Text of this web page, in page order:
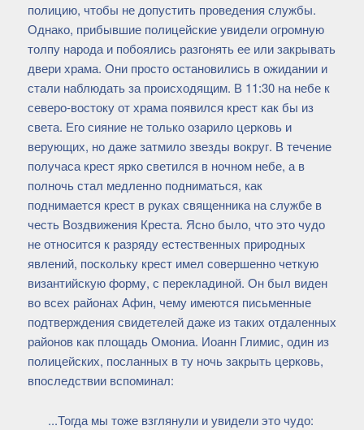
полицию, чтобы не допустить проведения службы.
Однако, прибывшие полицейские увидели огромную
толпу народа и побоялись разгонять ее или закрывать
двери храма. Они просто остановились в ожидании и
стали наблюдать за происходящим. В 11:30 на небе к
северо-востоку от храма появился крест как бы из
света. Его сияние не только озарило церковь и
верующих, но даже затмило звезды вокруг. В течение
получаса крест ярко светился в ночном небе, а в
полночь стал медленно подниматься, как
поднимается крест в руках священника на службе в
честь Воздвижения Креста. Ясно было, что это чудо
не относится к разряду естественных природных
явлений, поскольку крест имел совершенно четкую
византийскую форму, с перекладиной. Он был виден
во всех районах Афин, чему имеются письменные
подтверждения свидетелей даже из таких отдаленных
районов как площадь Омониа. Иоанн Глимис, один из
полицейских, посланных в ту ночь закрыть церковь,
впоследствии вспоминал:
...Тогда мы тоже взглянули и увидели это чудо: